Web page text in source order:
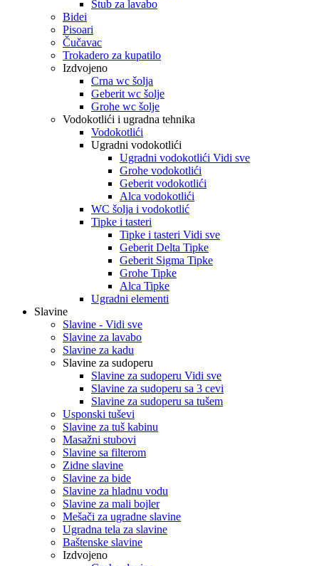
Stub za lavabo
Bidei
Pisoari
Čučavac
Trokadero za kupatilo
Izdvojeno
Crna wc šolja
Geberit wc šolje
Grohe wc šolje
Vodokotlići i ugradna tehnika
Vodokotlići
Ugradni vodokotlići
Ugradni vodokotlići Vidi sve
Grohe vodokotlići
Geberit vodokotlići
Alca vodokotlići
WC šolja i vodokotlić
Tipke i tasteri
Tipke i tasteri Vidi sve
Geberit Delta Tipke
Geberit Sigma Tipke
Grohe Tipke
Alca Tipke
Ugradni elementi
Slavine
Slavine - Vidi sve
Slavine za lavabo
Slavine za kadu
Slavine za sudoperu
Slavine za sudoperu Vidi sve
Slavine za sudoperu sa 3 cevi
Slavine za sudoperu sa tušem
Usponski tuševi
Slavine za tuš kabinu
Masažni stubovi
Slavine sa filterom
Zidne slavine
Slavine za bide
Slavine za hladnu vodu
Slavine za mali bojler
Mešači za ugradne slavine
Ugradna tela za slavine
Baštenske slavine
Izdvojeno